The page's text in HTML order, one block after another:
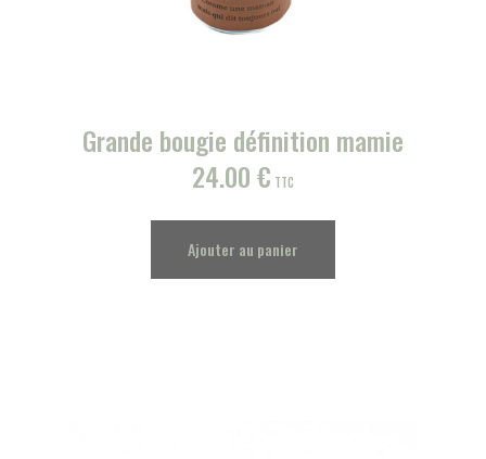
Grande bougie définition mamie
24.00€ TTC
Ajouter au panier